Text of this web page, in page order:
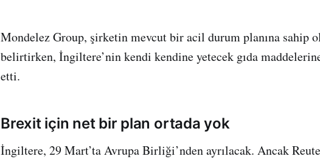
Mondelez Group, şirketin mevcut bir acil durum planına sahip
belirtirken, İngiltere’nin kendi kendine yetecek gıda
etti.
Brexit için net bir plan ortada yok
İngiltere, 29 Mart’ta Avrupa Birliği’nden ayrılacak. Ancak